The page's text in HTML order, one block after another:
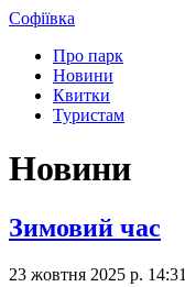
Софіївка
Про парк
Новини
Квитки
Туристам
Новини
Зимовий час
23 жовтня 2025 р. 14:31